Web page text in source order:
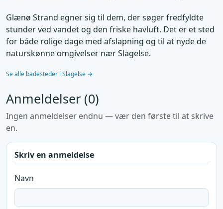
Glænø Strand egner sig til dem, der søger fredfyldte
stunder ved vandet og den friske havluft. Det er et sted
for både rolige dage med afslapning og til at nyde de
naturskønne omgivelser nær Slagelse.
Se alle badesteder i Slagelse →
Anmeldelser (0)
Ingen anmeldelser endnu — vær den første til at skrive
en.
Skriv en anmeldelse
Navn